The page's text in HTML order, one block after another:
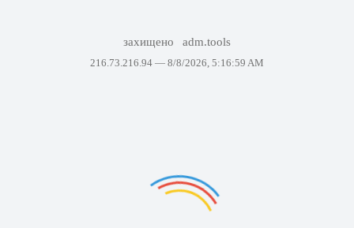
захищено adm.tools
216.73.216.94 — 8/8/2026, 5:16:59 AM